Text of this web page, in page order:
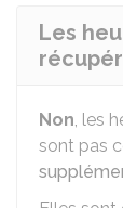
Les
Non, les
sont pas